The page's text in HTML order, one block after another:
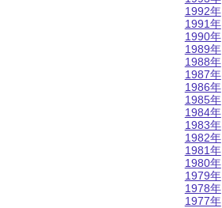
1992年
1991年
1990年
1989年
1988年
1987年
1986年
1985年
1984年
1983年
1982年
1981年
1980年
1979年
1978年
1977年